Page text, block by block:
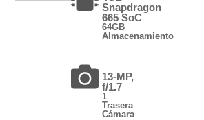
Snapdragon
665 SoC
64GB
Almacenamiento
13-MP,
f/1.7
1
Trasera
Cámara